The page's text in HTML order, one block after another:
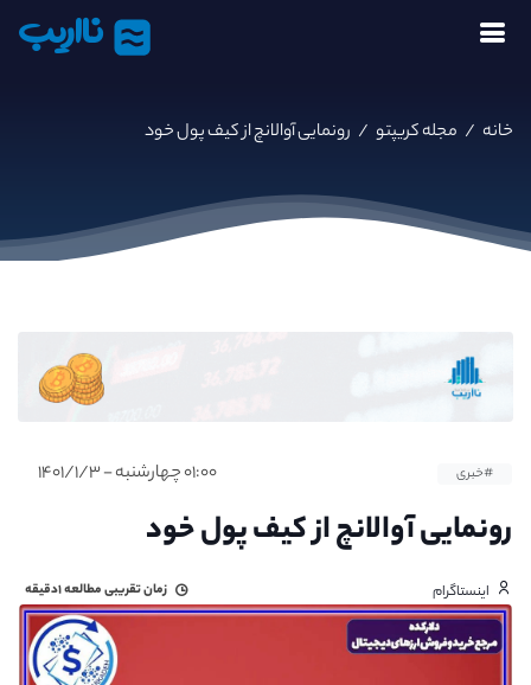
نااریب
خانه / مجله کریپتو / رونمایی آوالانچ از کیف پول خود
#خبری ۰۱:۰۰ چهارشنبه - ۱۴۰۱/۱/۳
رونمایی آوالانچ از کیف پول خود
اینستاگرام زمان تقریبی مطالعه۱دقیقه